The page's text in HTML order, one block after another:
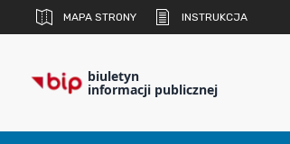
MAPA STRONY INSTRUKCJA
biuletyn
informacji publicznej